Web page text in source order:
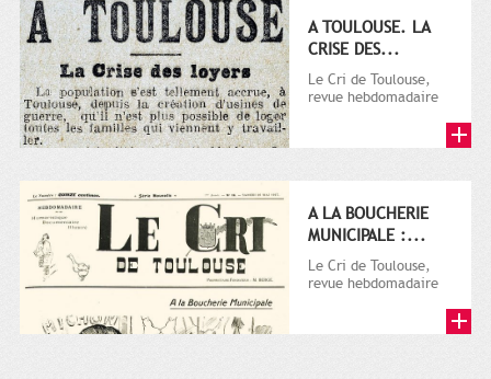
A TOULOUSE. LA
CRISE DES...
Le Cri de Toulouse,
revue hebdomadaire
A LA BOUCHERIE
MUNICIPALE :...
Le Cri de Toulouse,
revue hebdomadaire